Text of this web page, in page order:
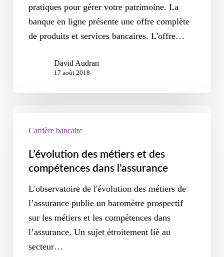
pratiques pour gérer votre patrimoine. La
banque en ligne présente une offre complète
de produits et services bancaires. L'offre…
David Audran
17 août 2018
Carrière bancaire
L’évolution des métiers et des
compétences dans l’assurance
L'observatoire de l'évolution des métiers de
l’assurance publie un baromètre prospectif
sur les métiers et les compétences dans
l’assurance. Un sujet étroitement lié au
secteur…